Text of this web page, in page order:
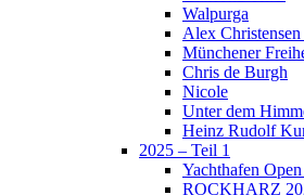
Walpurga
Alex
Münchener
Chris de Burgh
Nicole
Unter dem
Heinz Rudolf
2025 – Teil 1
Yachthafen
ROCKHARZ